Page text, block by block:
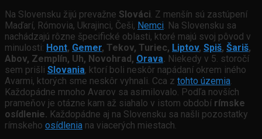
Na Slovensku žijú prevažne Slováci . Z menšín sú zastúpení
Maďarí, Rómovia, Ukrajinci, Češi, Nemci . Na Slovensku sa
nachádzajú rôzne špecifické oblasti, ktoré majú svoj pôvod v
minulosti: Hont, Gemer, Tekov, Turiec, Liptov, Spiš, Šariš,
Abov, Zemplín, Uh, Novohrad, Orava. Niekedy v 5. storočí
sem prišli Slovania, ktorí boli neskôr napádaní okrem iného
Avarmi, ktorých sme neskôr vyhnali. Cca z tohto územia
Každopádne mnoho Avarov sa asimilovalo. Podľa novších
prameňov je otázne kam až siahalo v istom období rímske
osídlenie. Každopádne aj na Slovensku sa našli pozostatky
rímskeho osídlenia na viacerých miestach.